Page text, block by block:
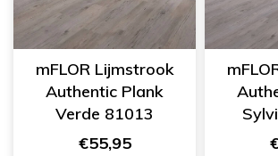
mFLOR Lijmstrook
Authentic Plank
Verde 81013
€55,95